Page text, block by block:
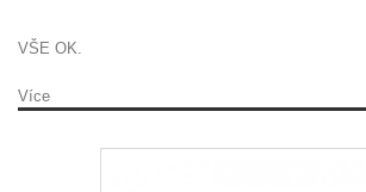
VŠE OK.
Více